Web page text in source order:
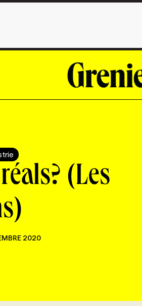
(Les
2020